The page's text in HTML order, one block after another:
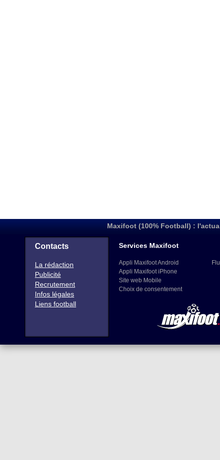
Maxifoot (100% Football) :
Contacts
La rédaction
Publicité
Recrutement
Infos légales
Liens football
Services Maxifoot
Appli Maxifoot Android
Appli Maxifoot iPhone
Site web Mobile
Choix de consentement